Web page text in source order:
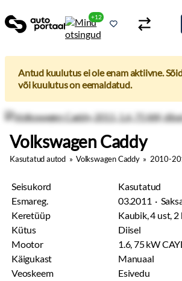
+12
Antud kuulutus ei ole enam aktiivne.
või kuulutus on eemaldatud.
Volkswagen Caddy
Kasutatud autod »Volkswagen Caddy» 2010-
Seisukord
Kasutatud
Esmareg.
03.2011 ·
Keretüüp
Kaubik, 4 ust,
Kütus
Diisel
Mootor
1.6, 75 kW
Käigukast
Manuaal
Veoskeem
Esivedu